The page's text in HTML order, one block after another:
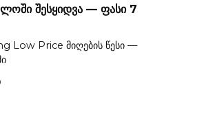
შესყიდვა — ფასი 7
Low Price მიღების წესი —